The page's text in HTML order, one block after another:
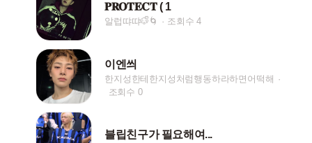
𝐏𝐑𝐎𝐓𝐄𝐂𝐓 ( 1
알럽땨땨🐶ᩚ🌀 조회수 4
이엔씌
한지성한테한지성처럼행동하라하면어떡해
조회수 0
블립친구가 필요해여...